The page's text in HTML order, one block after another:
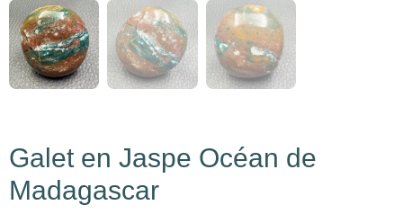
Galet en Jaspe Océan de
Madagascar